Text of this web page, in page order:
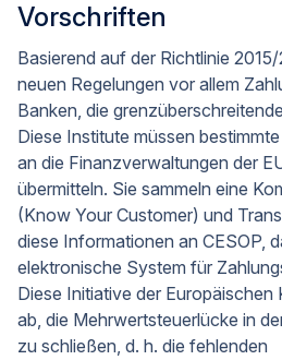
Vorschriften
Basierend auf der Richtlinie
neuen Regelungen vor allem
Banken, die
Diese Institute müssen
an die Finanzverwaltungen der
übermitteln. Sie sammeln eine
(Know Your Customer) und
diese Informationen an CESOP,
elektronische System für
Diese Initiative der Europäischen
ab, die Mehrwertsteuerlücke in
zu schließen, d. h. die fehlenden